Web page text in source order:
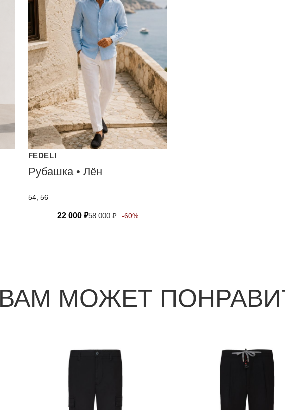
FEDELI
Рубашка • Лён
54, 56
22 000 ₽58 000₽ -60%
ВАМ МОЖЕТ